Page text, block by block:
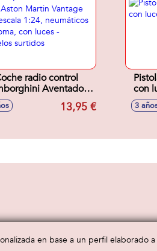
radio control
Aventador
Porsche 911
GT3, Aston Martin
- Modelos surtidos
13,95 €
con
3
en base a un perfil